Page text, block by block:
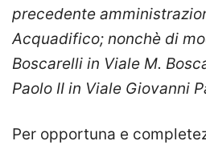
precedente
Acquadifico; nonchè di
Boscarelli in Viale M.
Paolo II in Viale Giovanni
Per opportuna e